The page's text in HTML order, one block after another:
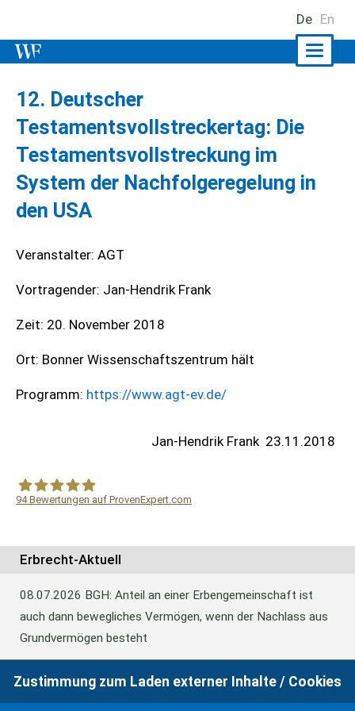
De En
12. Deutscher
Testamentsvollstreckertag: Die
Testamentsvollstreckung im
System der Nachfolgeregelung in
den USA
Veranstalter: AGT
Vortragender: Jan-Hendrik Frank
Zeit: 20. November 2018
Ort: Bonner Wissenschaftszentrum hält
Programm: https://www.agt-ev.de/
Jan-Hendrik Frank 23.11.2018
94Bewertungen auf ProvenExpert.com
Erbrecht-Aktuell
08.07.2026 BGH: Anteil an einer Erbengemeinschaft ist
auch dann bewegliches Vermögen, wenn der Nachlass aus
Grundvermögen besteht
BFH: Abweichende Festsetzung aus
Zustimmung zum Laden externer Inhalte / Cookies